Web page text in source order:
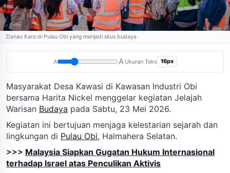
Danau Karo di Pulau Obi yang menjadi situs budaya
A A Ukuran Teks 16px
Masyarakat Desa Kawasi di Kawasan Industri Obi
bersama Harita Nickel menggelar kegiatan Jelajah
Warisan Budaya pada Sabtu, 23 Mei 2026.
Kegiatan ini bertujuan menjaga kelestarian sejarah dan
lingkungan di Pulau Obi, Halmahera Selatan.
>>> Malaysia Siapkan Gugatan Hukum Internasional
terhadap Israel atas Penculikan Aktivis